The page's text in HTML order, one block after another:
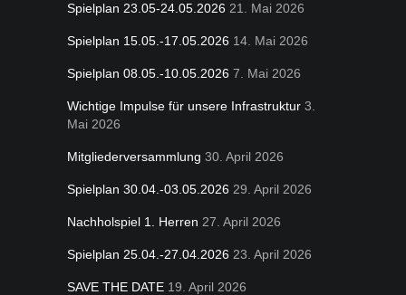
Spielplan 23.05-24.05.2026 21. Mai 2026
Spielplan 15.05.-17.05.2026 14. Mai 2026
Spielplan 08.05.-10.05.2026 7. Mai 2026
Wichtige Impulse für unsere Infrastruktur 3.
Mai 2026
Mitgliederversammlung 30. April 2026
Spielplan 30.04.-03.05.2026 29. April 2026
Nachholspiel 1. Herren 27. April 2026
Spielplan 25.04.-27.04.2026 23. April 2026
SAVE THE DATE 19. April 2026